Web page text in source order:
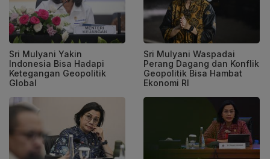
Sri Mulyani Yakin
Indonesia Bisa Hadapi
Ketegangan Geopolitik
Global
Sri Mulyani Waspadai
Perang Dagang dan Konflik
Geopolitik Bisa Hambat
Ekonomi RI